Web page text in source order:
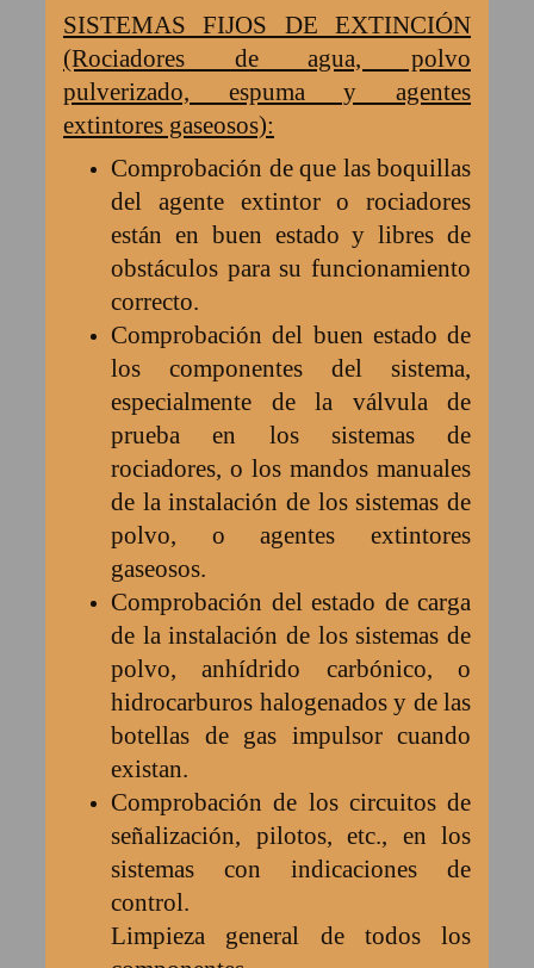
SISTEMAS FIJOS DE EXTINCIÓN
(Rociadores de agua, polvo
pulverizado, espuma y agentes
extintores gaseosos):
Comprobación de que las boquillas
del agente extintor o rociadores
están en buen estado y libres de
obstáculos para su funcionamiento
correcto.
Comprobación del buen estado de
los componentes del sistema,
especialmente de la válvula de
prueba en los sistemas de
rociadores, o los mandos manuales
de la instalación de los sistemas de
polvo, o agentes extintores
gaseosos.
Comprobación del estado de carga
de la instalación de los sistemas de
polvo, anhídrido carbónico, o
hidrocarburos halogenados y de las
botellas de gas impulsor cuando
existan.
Comprobación de los circuitos de
señalización, pilotos, etc., en los
sistemas con indicaciones de
control.
Limpieza general de todos los